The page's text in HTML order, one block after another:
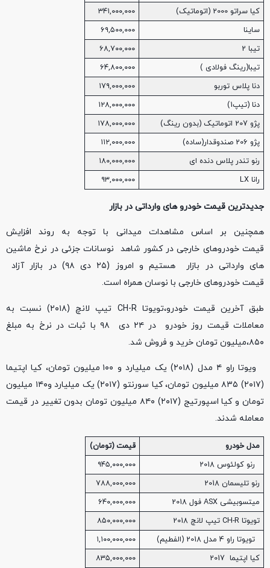
کیا سراتو 2000 (اتوماتیک)
۳۴۱,۰۰۰,۰۰۰
ساینا
۶۹,۵۰۰,۰۰۰
تیبا 2
۶۸,۷۰۰,۰۰۰
تیبا(رینگ فولادی )
۶۴,۸۰۰,۰۰۰
دنا پلاس توربو
۱۷۹,۰۰۰,۰۰۰
دنا (تیپ1)
۱۲۸,۰۰۰,۰۰۰
پژو 207 اتوماتیک (بدون رینگ)
۱۷۸,۰۰۰,۰۰۰
پژو 206 صندوقدار(ساده)
۱۱۲,۰۰۰,۰۰۰
رنو تندر پلاس دنده ای
۱۸۰,۰۰۰,۰۰۰
رانا LX
۹۳,۰۰۰,۰۰۰
جدیدترین قیمت خودرو های وارداتی در بازار
همچنین بر اساس مشاهدات میدانی با توجه به روند افزایش
قیمت خودروهای خارجی در کشور شاهد نوسانات جزئی در نرخ ماشین
های وارداتی در بازار هستیم و امروز (۲۵ دی ۹۸) در بازار آزاد
قیمت خودروهای خارجی با نوسان همراه است.
طبق آخرین قیمت خودرو،تویوتا CH-R تیپ لانچ (۲۰۱۸) نسبت به
معاملات قیمت روز خودرو در ۲۴ دی ۹۸ با ثبات در نرخ به مبلغ
۸۵۰،میلیون تومان خرید و فروش شد.
ویوتا راو ۴ مدل (۲۰۱۸) یک میلیارد و ۱۰۰ میلیون تومان، کیا اپتیما
(۲۰۱۷) ۸۳۵ میلیون تومان، کیا سورنتو (۲۰۱۷) یک میلیارد و۱۴۰ میلیون
تومان و کیا اسپورتیج (۲۰۱۷) ۸۴۰ میلیون تومان بدون تغییر در قیمت
معامله شدند.
مدل خودرو
قیمت (تومان)
رنو کولئوس 2018
۹۴۵,۰۰۰,۰۰۰
رنو تلیسمان 2018
۷۸۸,۰۰۰,۰۰۰
میتسوبیشی ASX فول 2018
۶۴۰,۰۰۰,۰۰۰
تویوتا CH-R تیپ لانچ 2018
۸۵۰,۰۰۰,۰۰۰
تویوتا راو 4 مدل 2018 (الفطیم)
۱,۱۰۰,۰۰۰,۰۰۰
کیا اپتیما 2017
۸۳۵,۰۰۰,۰۰۰